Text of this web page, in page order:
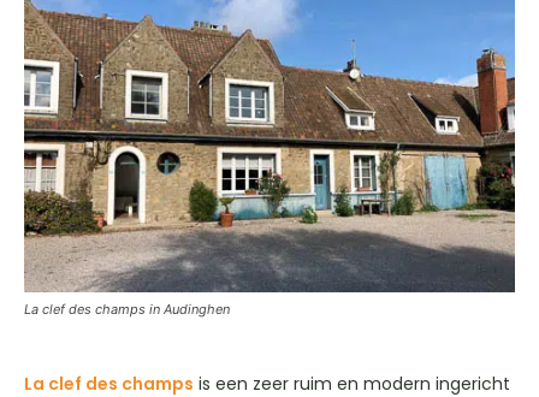
La clef des champs in Audinghen
La clef des champs is een zeer ruim en modern ingericht